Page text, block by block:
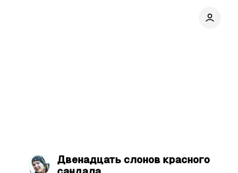
Двенадцать слонов красного